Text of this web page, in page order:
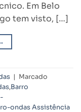
Em Belo
tem visto, […]
| Marcado
,Barro
ondas Assistência